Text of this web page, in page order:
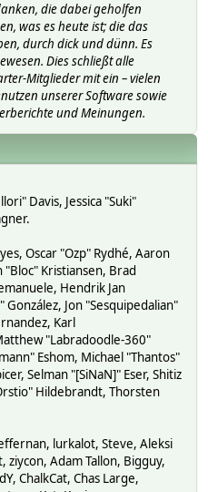
die dabei geholfen
was es heute ist; die das
durch dick und dünn. Es
Dies schließt alle
Mitglieder mit ein – vielen
unserer Software sowie
und Meinungen.
Davis, Jessica "Suki"
Oscar "Ozp" Rydhé, Aaron
Kristiansen, Brad
Hendrik Jan
González, Jon "Sesquipedalian"
Karl
"Labradoodle-360"
Eshom, Michael "Thantos"
Selman "[SiNaN]" Eser, Shitiz
Hildebrandt, Thorsten
lurkalot, Steve, Aleksi
Adam Tallon, Bigguy,
ChalkCat, Chas Large,